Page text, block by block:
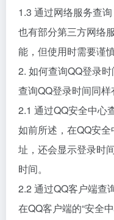
1.3 通过网络服务查询
也有部分第三方网络
能，但使用时需要谨
2. 如何查询QQ登录时
查询QQ登录时间同样
2.1 通过QQ安全中心
如前所述，在QQ安全
址，还会显示登录时
时间。
2.2 通过QQ客户端查
在QQ客户端的“安全